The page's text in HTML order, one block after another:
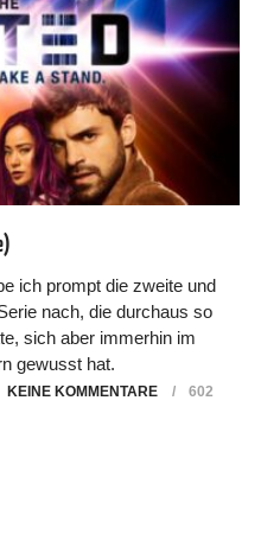
ich prompt die zweite und
nach, die durchaus so
sich aber immerhin im
gewusst hat.
KEINE KOMMENTARE
602